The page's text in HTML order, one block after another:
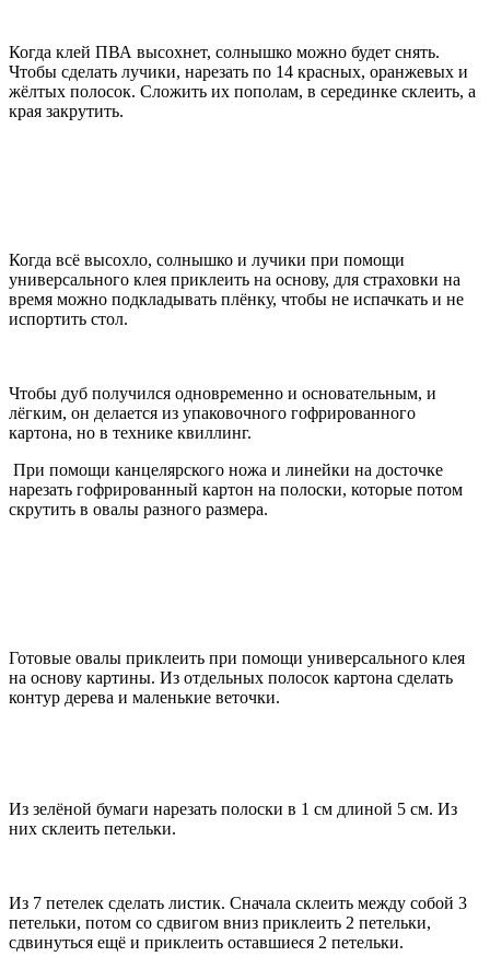
Когда клей ПВА высохнет, солнышко можно будет снять.
Чтобы сделать лучики, нарезать по 14 красных, оранжевых и
жёлтых полосок. Сложить их пополам, в серединке склеить, а
края закрутить.
Когда всё высохло, солнышко и лучики при помощи
универсального клея приклеить на основу, для страховки на
время можно подкладывать плёнку, чтобы не испачкать и не
испортить стол.
Чтобы дуб получился одновременно и основательным, и
лёгким, он делается из упаковочного гофрированного
картона, но в технике квиллинг.
При помощи канцелярского ножа и линейки на досточке
нарезать гофрированный картон на полоски, которые потом
скрутить в овалы разного размера.
Готовые овалы приклеить при помощи универсального клея
на основу картины. Из отдельных полосок картона сделать
контур дерева и маленькие веточки.
Из зелёной бумаги нарезать полоски в 1 см длиной 5 см. Из
них склеить петельки.
Из 7 петелек сделать листик. Сначала склеить между собой 3
петельки, потом со сдвигом вниз приклеить 2 петельки,
сдвинуться ещё и приклеить оставшиеся 2 петельки.